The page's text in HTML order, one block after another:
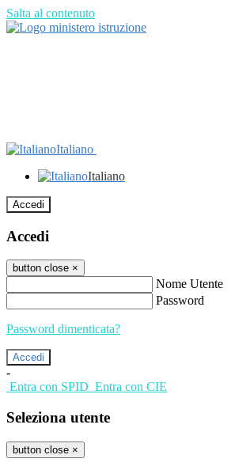
Salta al contenuto
Italiano
Italiano
Accedi
Accedi
button close ×
Nome Utente
Password
Password dimenticata?
-
Entra con SPID Entra con CIE
Seleziona utente
button close ×